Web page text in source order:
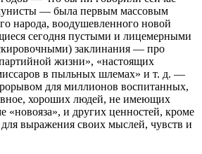
— была первым массовым
народа, воодушевленного новой
сегодня пустыми и лицемерными
заклинания — про
жизни», «настоящих
в пыльных шлемах» и т. д. —
для миллионов воспитанных,
хороших людей, не имеющих
«новояза», и других ценностей, кроме
выражения своих мыслей, чувств и